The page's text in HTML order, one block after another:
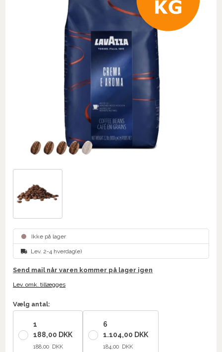
Ikke på lager
Lev. 2-4 hverdag(e)
Send mail når varen kommer på lager igen
Lev. omk. tillægges
Vælg antal:
1
188,00 DKK
188,00 DKK
6
1.104,00 DKK
184,00 DKK